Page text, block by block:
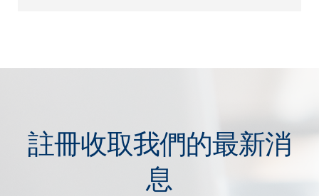
註冊收取我們的最新消
息